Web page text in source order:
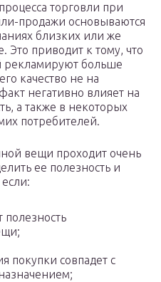
торговли при
продажи основываются
близких или же
Это приводит к тому, что
рекламируют больше
качество не на
негативно влияет на
а также в некоторых
потребителей.
вещи проходит очень
ее полезность и
полезность
покупки совпадет с